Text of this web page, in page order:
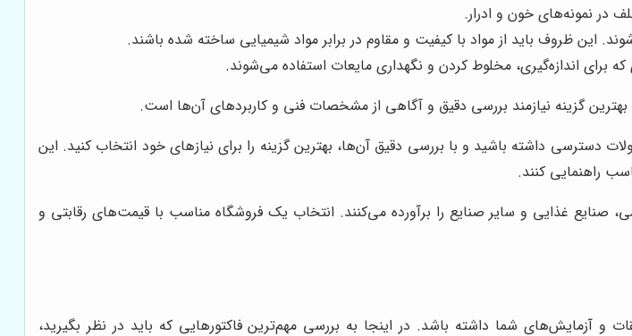
در نمونه‌های خون و ادرار.
این ظروف باید از مواد با کیفیت و مقاوم در برابر مواد شیمیایی ساخته شده باشند.
برای اندازه‌گیری، مخلوط کردن و نگهداری مایعات استفاده می‌شوند.
گزینه نیازمند بررسی دقیق و آگاهی از مشخصات فنی و کاربردهای آن‌ها است.
دسترسی داشته باشید و با بررسی دقیق آن‌ها، بهترین گزینه را برای نیازهای خود انتخاب کنید. این
راهنمایی کنند.
صنایع غذایی و سایر صنایع را برآورده می‌کنند. انتخاب یک فروشگاه مناسب با قیمت‌های رقابتی و
آزمایش‌های شما داشته باشد. در اینجا به بررسی مهم‌ترین فاکتورهایی که باید در نظر بگیرید،